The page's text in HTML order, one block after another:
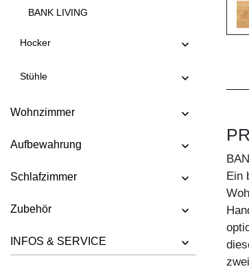
BANK LIVING
BANK MENA 3
BANK PAPILIO BASIC
BANK PAPILIO SIMPLE
BANK SAGA
BANK SENA
Hocker
Stühle
Wohnzimmer
Aufbewahrung
Schlafzimmer
Zubehör
INFOS & SERVICE
Ein